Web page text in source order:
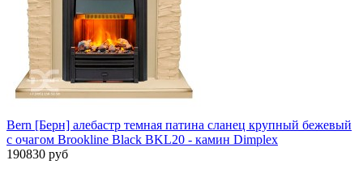
Bern [Берн] алебастр темная патина сланец крупный бежевый
с очагом Brookline Black BKL20 - камин Dimplex
190830 руб